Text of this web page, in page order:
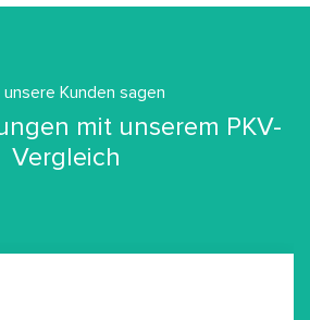
unsere Kunden sagen
mit unserem PKV-
Vergleich